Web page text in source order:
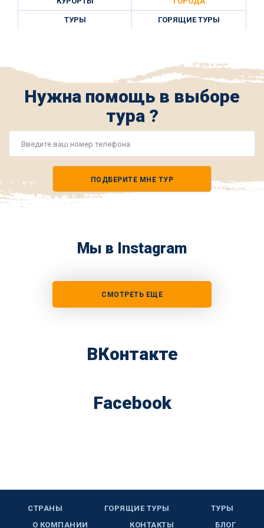
ТУРЫ ГОРЯЩИЕ ТУРЫ
Нужна помощь в выборе
тура ?
ПОДБЕРИТЕ МНЕ ТУР
Мы в Instagram
СМОТРЕТЬ ЕЩЕ
ВКонтакте
Facebook
СТРАНЫ ГОРЯЩИЕ ТУРЫ
ТУРЫ
О КОМПАНИИ
КОНТАКТЫ БЛОГ